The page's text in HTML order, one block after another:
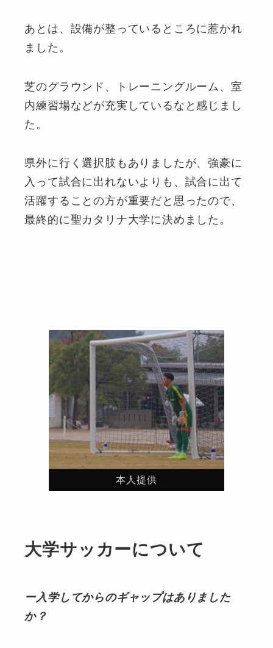
あとは、設備が整っているところに惹かれ
ました。
芝のグラウンド、トレーニングルーム、室
内練習場などが充実しているなと感じまし
た。
県外に行く選択肢もありましたが、強豪に
入って試合に出れないよりも、試合に出て
活躍することの方が重要だと思ったので、
最終的に聖カタリナ大学に決めました。
本人提供
大学サッカーについて
ー入学してからのギャップはありました
か？